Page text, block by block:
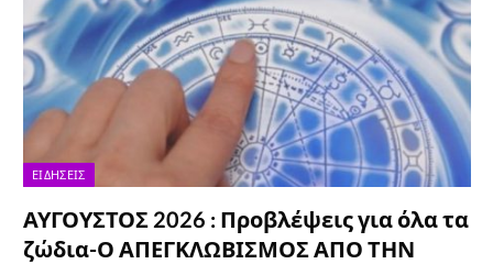
ΕΙΔΉΣΕΙΣ
ΑΥΓΟΥΣΤΟΣ 2026 : Προβλέψεις για όλα τα
ζώδια-Ο ΑΠΕΓΚΛΩΒΙΣΜΟΣ ΑΠΟ ΤΗΝ